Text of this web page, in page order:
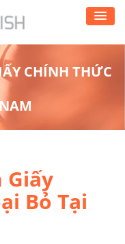
CHÍNH THỨC
Giấy
Bỏ Tại